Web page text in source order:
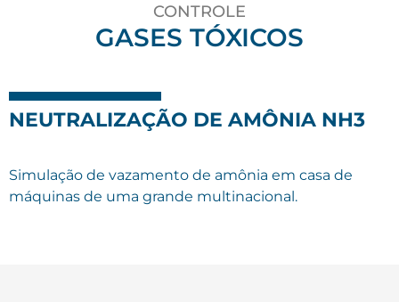
CONTROLE
GASES TÓXICOS
NEUTRALIZAÇÃO DE AMÔNIA NH3
Simulação de vazamento de amônia em casa de
máquinas de uma grande multinacional.